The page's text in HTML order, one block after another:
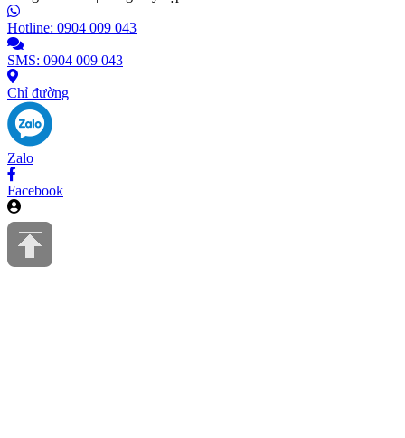
Hotline: 0904 009 043
SMS: 0904 009 043
Chỉ đường
Zalo
Facebook